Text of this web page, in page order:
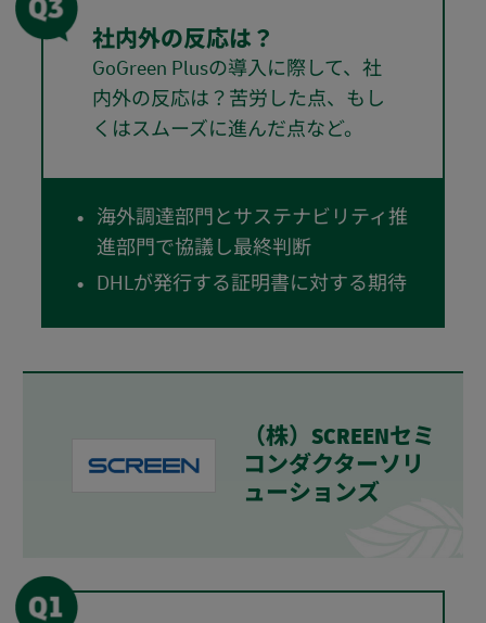
社内外の反応は？
GoGreen Plusの導入に際して、社
内外の反応は？苦労した点、もし
くはスムーズに進んだ点など。
海外調達部門とサステナビリティ推
進部門で協議し最終判断
DHLが発行する証明書に対する期待
（株）SCREENセミ
コンダクターソリ
ューションズ